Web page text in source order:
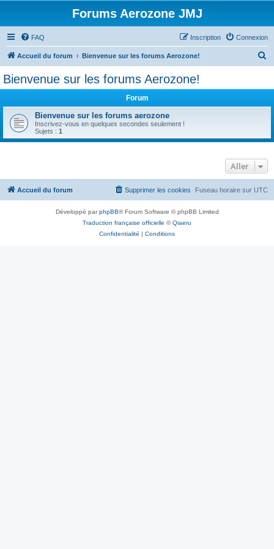
Forums Aerozone JMJ
FAQ Connexion
Inscription
Accueil du forum Bienvenue sur les forums Aerozone!
c
e
Bienvenue sur les forums Aerozone!
Forum
Bienvenue sur les forums aerozone
Inscrivez-vous en quelques secondes seulement !
Sujets : 1
Aller
Accueil du forum Fuseau horaire sur UTC
Supprimer les cookies
Développé parphpBB® Forum Software © phpBB Limited
Traduction française officielle ©Qiaeru
Confidentialité | Conditions